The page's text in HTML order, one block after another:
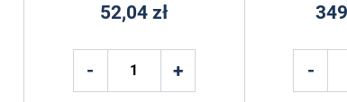
52,04 zł